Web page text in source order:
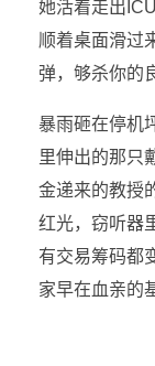
她活着走出
顺着桌面滑过
弹，够杀你的
暴雨砸在停机
里伸出的那只
金递来的教授
红光，窃听器
有交易筹码都
家早在血亲的